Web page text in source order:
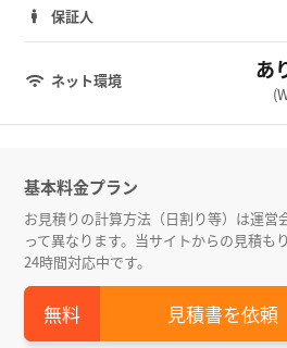
保証人
ネット環境 あ
基本料金プラン
お見積りの計算方法（日割り等）は運営
って異なります。当サイトからの見積も
24時間対応中です。
見積書を依頼